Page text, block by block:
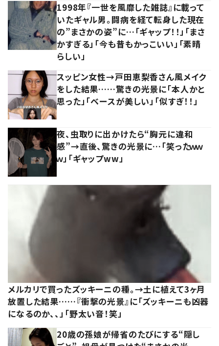
1998年『一世を風靡した雑誌』に載って
いたギャル男。闘病を経て転身した現在
の”まさかの姿”に…「ギャップ！！」「まさ
かすぎる」「今も昔もかっこいい」「素晴
らしい」
スッピン女性→戸田恵梨香さん風メイク
をした結果……驚きの光景に「本人かと
思った」「ベースが美しい」「似すぎ！！」
夜、虫取りに出かけたら“胸元に違和
感”→直後、驚きの光景に…「笑ったｗｗ
ｗ」「ギャップww」
メルカリで買ったズッキーニの種。→土に植えて3ヶ月
放置した結果……『衝撃の光景』に「ズッキーニも凶器
になるのか、、」「野太い音！笑」
20歳の孫娘が帰省のたびにする“隠し